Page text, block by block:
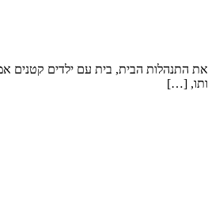
הבית, בית עם ילדים קטנים
[…]